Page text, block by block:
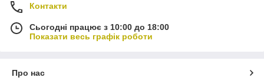
Контакти
Сьогодні працює з 10:00 до 18:00
Показати весь графік роботи
Про нас